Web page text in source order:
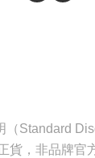
Standard
貨，非品牌官